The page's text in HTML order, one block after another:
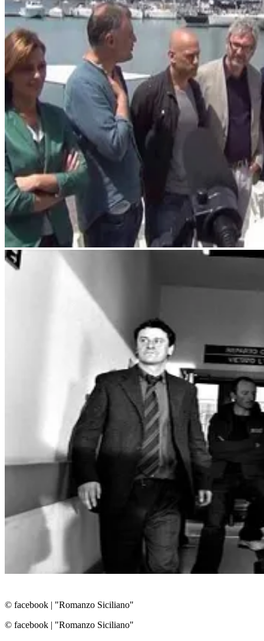
© facebook | "Romanzo Siciliano"
© facebook | "Romanzo Siciliano"